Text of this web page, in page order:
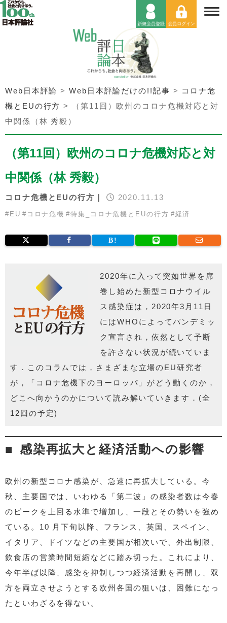
Web日本評論 >Web日本評論だけの!!記事 > コロナ危
機とEUの行方 >
（第11回）欧州のコロナ危機対応と対
中関係（林 秀毅）
（第11回）欧州のコロナ危機対応と対
中関係（林 秀毅）
コロナ危機とEUの行方｜ 2020.11.13
# EU # コロナ危機 #特集_コロナ危機とEUの行方 #経済
2020年に入って突如世界を席
巻し始めた新型コロナウイル
ス感染症は， 2020年3月11日
にはWHOによってパンデミッ
ク宣言され， 依然として予断
を許さない状況が続いていま
す．このコラムでは， さまざまな立場のEU研究者
が，「コロナ危機下のヨーロッパ」 がどう動くのか，
どこへ向かうのかについて読み解いていきます． (全
12回の予定)
感染再拡大と経済活動への影響
欧州の新型コロナ感染が、急速に再拡大している。今
秋、主要国では、いわゆる「第二波」の感染者数は今春
のピークを上回る水準で増加し、一段とその勢いを強め
ている。10 月下旬以降、フランス、英国、スペイン、
イタリア、ドイツなどの主要国が相次いで、外出制限、
飲食店の営業時間短縮などに踏み切った。これにより、
今年半ば以降、感染を抑制しつつ経済活動を再開し、双
方を両立させようとする欧州各国の狙いは、困難になっ
たといわざるを得ない。